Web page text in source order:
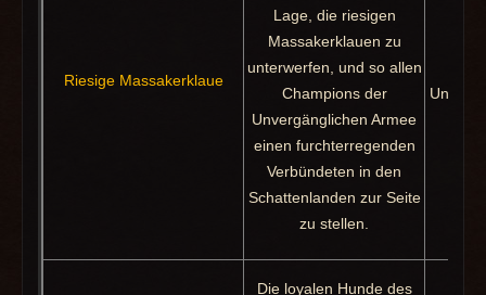
Riesige Massakerklaue
Lage, die riesigen
Massakerklauen zu
unterwerfen, und so allen
Champions der
Unvergänglichen Armee
einen furchterregenden
Verbündeten in den
Schattenlanden zur Seite
zu stellen.
Die loyalen Hunde des